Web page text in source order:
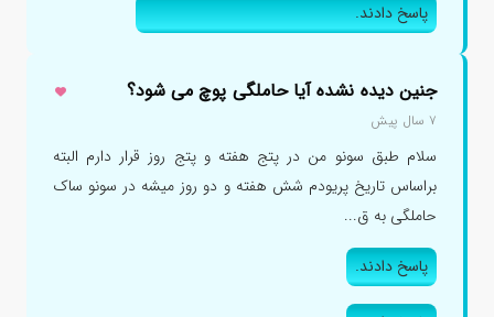
پاسخ دادند.
جنین دیده نشده آیا حاملگی پوچ می شود؟
۷ سال پیش
سلام طبق سونو من در پتج هفته و پتج روز قرار دارم البته
براساس تاریخ پریودم شش هفته و دو روز میشه در سونو ساک
حاملگی به ق...
پاسخ دادند.